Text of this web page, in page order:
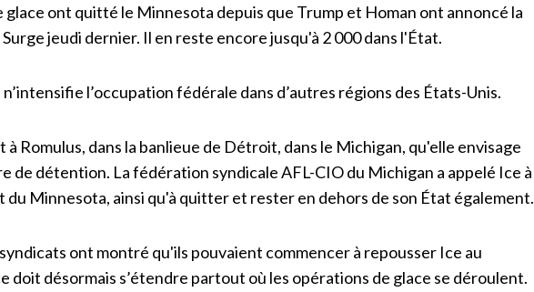
glace ont quitté le Minnesota depuis que Trump et Homan ont annoncé la
jeudi dernier. Il en reste encore jusqu'à 2 000 dans l'État.
l’occupation fédérale dans d’autres régions des États-Unis.
Romulus, dans la banlieue de Détroit, dans le Michigan, qu'elle envisage
de détention. La fédération syndicale AFL-CIO du Michigan a appelé Ice à
Minnesota, ainsi qu'à quitter et rester en dehors de son État également.
ont montré qu'ils pouvaient commencer à repousser Ice au
doit désormais s’étendre partout où les opérations de glace se déroulent.